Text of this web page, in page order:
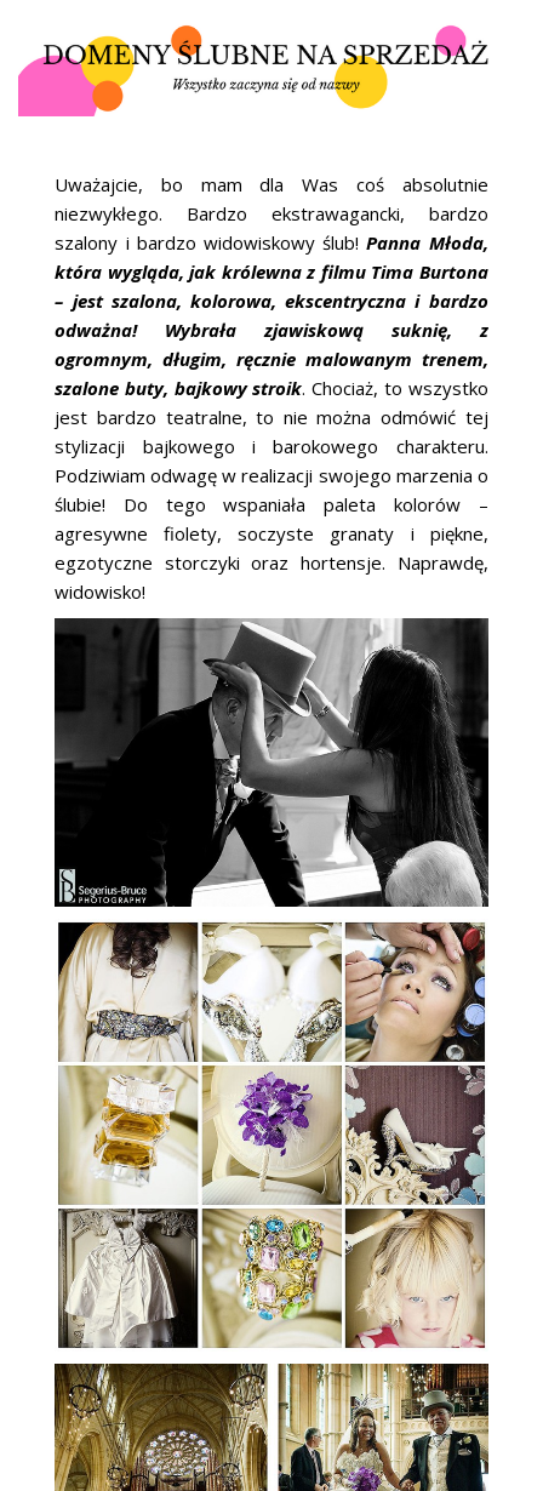
ARCHIWUM
Uważajcie, bo mam dla Was coś absolutnie
niezwykłego. Bardzo ekstrawagancki, bardzo
szalony i bardzo widowiskowy ślub!Panna Młoda,
która wygląda, jak królewna z filmu Tima Burtona
– jest szalona, kolorowa, ekscentryczna i bardzo
odważna! Wybrała zjawiskową suknię, z
ogromnym, długim, ręcznie malowanym trenem,
szalone buty, bajkowy stroik. Chociaż, to wszystko
jest bardzo teatralne, to nie można odmówić tej
stylizacji bajkowego i barokowego charakteru.
Podziwiam odwagę w realizacji swojego marzenia o
ślubie! Do tego wspaniała paleta kolorów –
agresywne fiolety, soczyste granaty i piękne,
egzotyczne storczyki oraz hortensje. Naprawdę,
widowisko!